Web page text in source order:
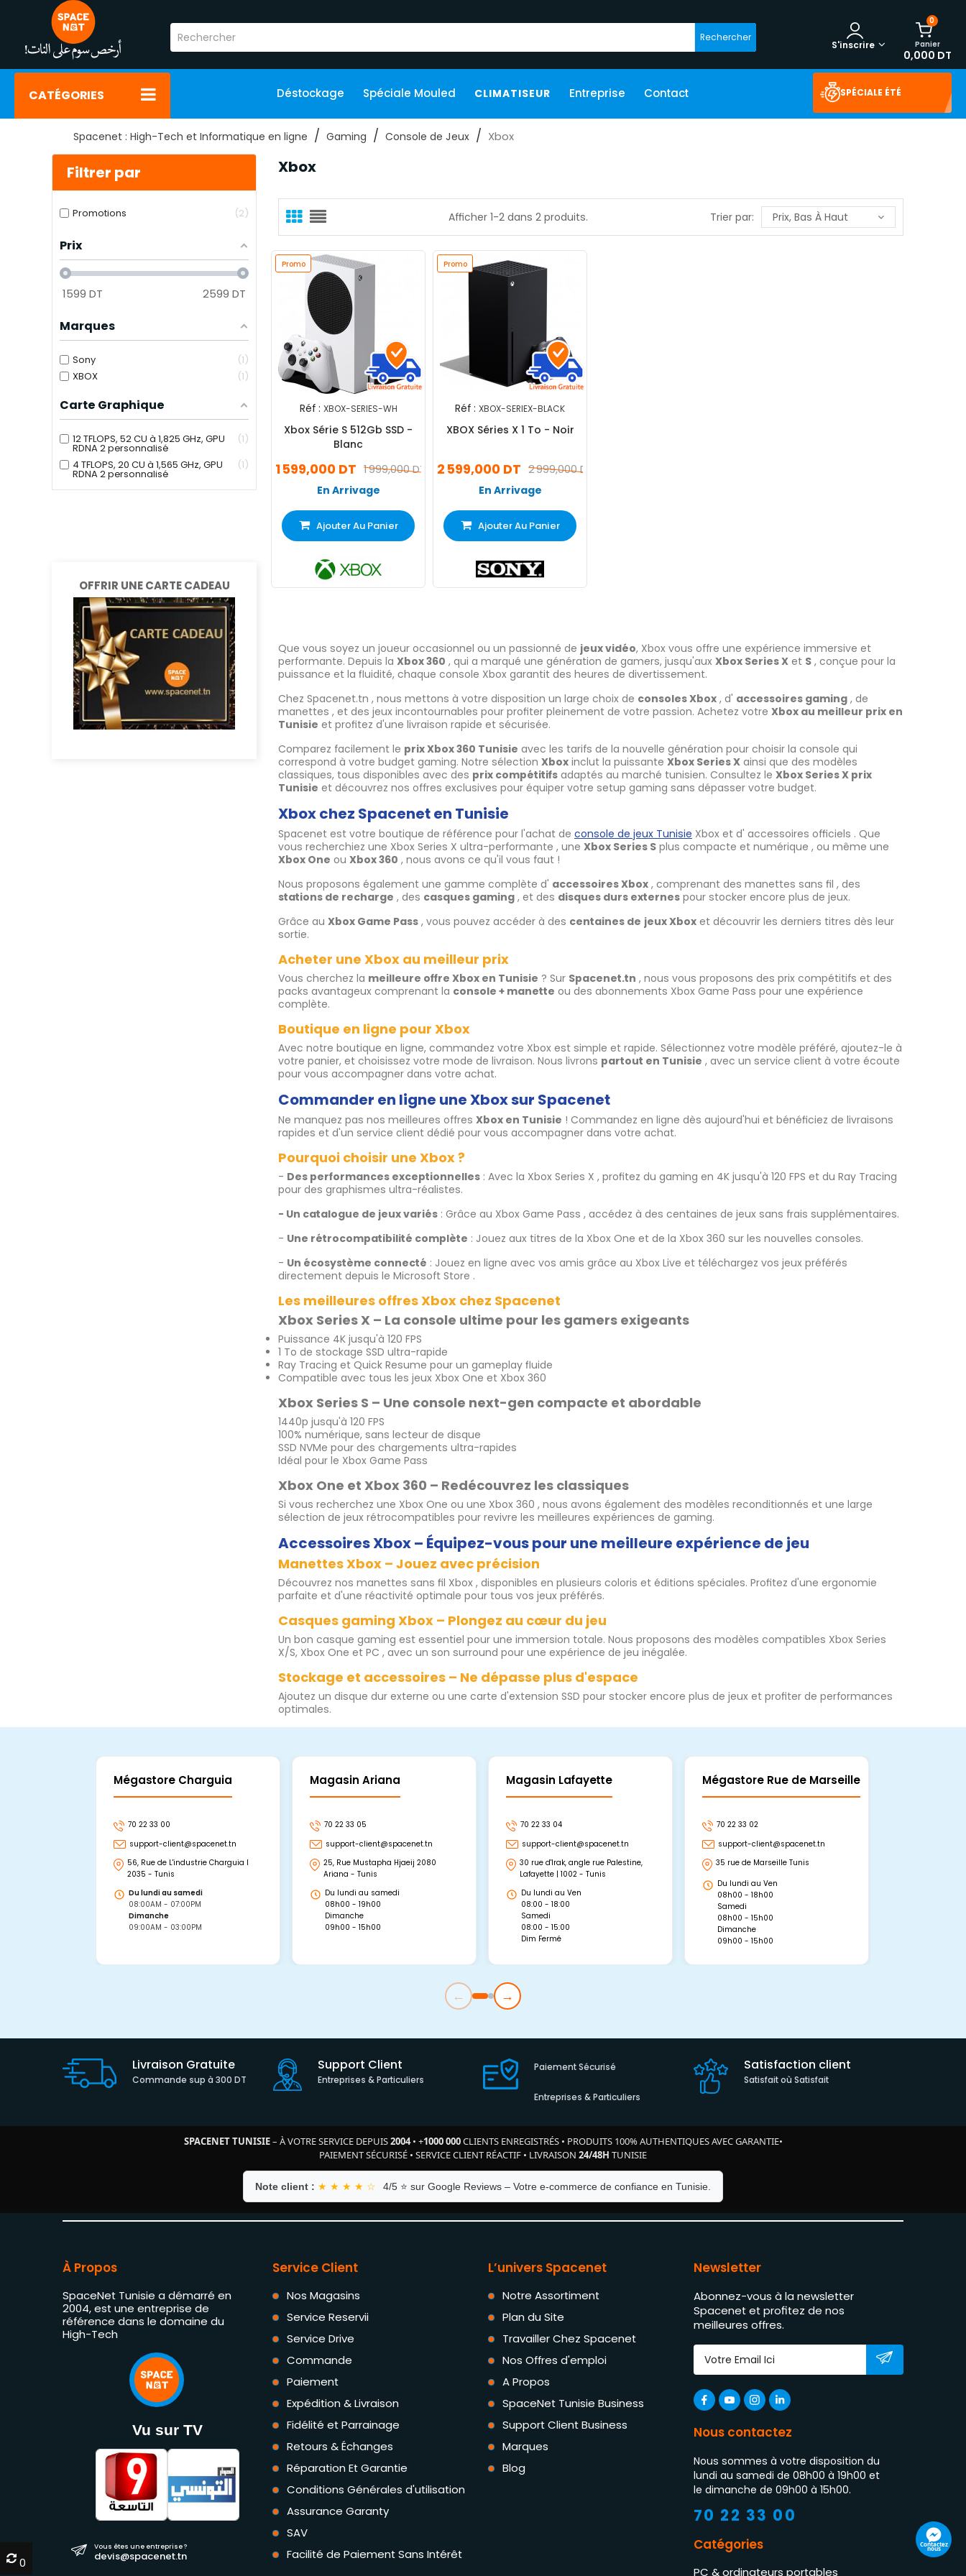
Rechercher
0
Panier
0,000 DT
S'inscrire
CATÉGORIES Déstockage Spéciale Mouled CLIMATISEUR Entreprise Contact SPÉCIALE ÉTÉ
Spacenet : High-Tech et Informatique en ligne Gaming Console de Jeux Xbox
Filtrer par
Promotions 2
Prix
1599 DT 2599 DT
Marques
Sony
1
XBOX
1
Carte Graphique
12 TFLOPS, 52 CU à 1,825 GHz, GPU
RDNA 2 personnalisé
1
4 TFLOPS, 20 CU à 1,565 GHz, GPU
RDNA 2 personnalisé
1
OFFRIR UNE CARTE CADEAU
Xbox
Afficher 1-2 dans 2 produits. Trier par: Prix, Bas À Haut
Promo
Réf : XBOX-SERIES-WH
Xbox Série S 512Gb SSD -
Blanc
1 999,000 DT
1 599,000 DT
En Arrivage
Ajouter Au Panier
Promo
Réf : XBOX-SERIEX-BLACK
XBOX Séries X 1 To - Noir
2 999,000 DT
2 599,000 DT
En Arrivage
Ajouter Au Panier
Que vous soyez un joueur occasionnel ou un passionné de jeux vidéo, Xbox vous offre une expérience immersive et
performante. Depuis la Xbox 360 , qui a marqué une génération de gamers, jusqu'aux Xbox Series X et S , conçue pour la
puissance et la fluidité, chaque console Xbox garantit des heures de divertissement.
Chez Spacenet.tn , nous mettons à votre disposition un large choix de consoles Xbox , d' accessoires gaming , de
manettes , et des jeux incontournables pour profiter pleinement de votre passion. Achetez votre Xbox au meilleur prix en
Tunisie et profitez d'une livraison rapide et sécurisée.
Comparez facilement le prix Xbox 360 Tunisie avec les tarifs de la nouvelle génération pour choisir la console qui
correspond à votre budget gaming. Notre sélection Xbox inclut la puissante Xbox Series X ainsi que des modèles
classiques, tous disponibles avec des prix compétitifs adaptés au marché tunisien. Consultez le Xbox Series X prix
Tunisie et découvrez nos offres exclusives pour équiper votre setup gaming sans dépasser votre budget.
Xbox chez Spacenet en Tunisie
Spacenet est votre boutique de référence pour l'achat de console de jeux Tunisie Xbox et d' accessoires officiels . Que
vous recherchiez une Xbox Series X ultra-performante , une Xbox Series S plus compacte et numérique , ou même une
Xbox One ou Xbox 360 , nous avons ce qu'il vous faut !
Nous proposons également une gamme complète d' accessoires Xbox , comprenant des manettes sans fil , des
stations de recharge , des casques gaming , et des disques durs externes pour stocker encore plus de jeux.
Grâce au Xbox Game Pass , vous pouvez accéder à des centaines de jeux Xbox et découvrir les derniers titres dès leur
sortie.
Acheter une Xbox au meilleur prix
Vous cherchez la meilleure offre Xbox en Tunisie ? Sur Spacenet.tn , nous vous proposons des prix compétitifs et des
packs avantageux comprenant la console + manette ou des abonnements Xbox Game Pass pour une expérience
complète.
Boutique en ligne pour Xbox
Avec notre boutique en ligne, commandez votre Xbox est simple et rapide. Sélectionnez votre modèle préféré, ajoutez-le à
votre panier, et choisissez votre mode de livraison. Nous livrons partout en Tunisie , avec un service client à votre écoute
pour vous accompagner dans votre achat.
Commander en ligne une Xbox sur Spacenet
Ne manquez pas nos meilleures offres Xbox en Tunisie ! Commandez en ligne dès aujourd'hui et bénéficiez de livraisons
rapides et d'un service client dédié pour vous accompagner dans votre achat.
Pourquoi choisir une Xbox ?
- Des performances exceptionnelles : Avec la Xbox Series X , profitez du gaming en 4K jusqu'à 120 FPS et du Ray Tracing
pour des graphismes ultra-réalistes.
- Un catalogue de jeux variés : Grâce au Xbox Game Pass , accédez à des centaines de jeux sans frais supplémentaires.
- Une rétrocompatibilité complète : Jouez aux titres de la Xbox One et de la Xbox 360 sur les nouvelles consoles.
- Un écosystème connecté : Jouez en ligne avec vos amis grâce au Xbox Live et téléchargez vos jeux préférés
directement depuis le Microsoft Store .
Les meilleures offres Xbox chez Spacenet
Xbox Series X – La console ultime pour les gamers exigeants
Puissance 4K jusqu'à 120 FPS
1 To de stockage SSD ultra-rapide
Ray Tracing et Quick Resume pour un gameplay fluide
Compatible avec tous les jeux Xbox One et Xbox 360
Xbox Series S – Une console next-gen compacte et abordable
1440p jusqu'à 120 FPS
100% numérique, sans lecteur de disque
SSD NVMe pour des chargements ultra-rapides
Idéal pour le Xbox Game Pass
Xbox One et Xbox 360 – Redécouvrez les classiques
Si vous recherchez une Xbox One ou une Xbox 360 , nous avons également des modèles reconditionnés et une large
sélection de jeux rétrocompatibles pour revivre les meilleures expériences de gaming.
Accessoires Xbox – Équipez-vous pour une meilleure expérience de jeu
Manettes Xbox – Jouez avec précision
Découvrez nos manettes sans fil Xbox , disponibles en plusieurs coloris et éditions spéciales. Profitez d'une ergonomie
parfaite et d'une réactivité optimale pour tous vos jeux préférés.
Casques gaming Xbox – Plongez au cœur du jeu
Un bon casque gaming est essentiel pour une immersion totale. Nous proposons des modèles compatibles Xbox Series
X/S, Xbox One et PC , avec un son surround pour une expérience de jeu inégalée.
Stockage et accessoires – Ne dépasse plus d'espace
Ajoutez un disque dur externe ou une carte d'extension SSD pour stocker encore plus de jeux et profiter de performances
optimales.
Mégastore Charguia
70 22 33 00
support-client@spacenet.tn
56, Rue de L'industrie Charguia I
2035 - Tunis
Du lundi au samedi
08:00AM - 07:00PM
Dimanche
09:00AM - 03:00PM
Magasin Ariana
70 22 33 05
support-client@spacenet.tn
25, Rue Mustapha Hjaeij 2080
Ariana - Tunis
Du lundi au samedi
08h00 - 19h00
Dimanche
09h00 - 15h00
Magasin Lafayette
70 22 33 04
support-client@spacenet.tn
30 rue d'Irak, angle rue Palestine,
Lafayette | 1002 - Tunis
Du lundi au Ven
08:00 - 18:00
Samedi
08:00 - 15:00
Dim Fermé
Mégastore Rue de Marseille
70 22 33 02
support-client@spacenet.tn
35 rue de Marseille Tunis
Du lundi au Ven
08h00 - 18h00
Samedi
08h00 - 15h00
Dimanche
09h00 - 15h00
← →
Livraison Gratuite
Commande sup à 300 DT
Support Client
Entreprises & Particuliers
Paiement Sécurisé
Entreprises & Particuliers
Satisfaction client
Satisfait où Satisfait
SPACENET TUNISIE– À VOTRE SERVICE DEPUIS2004• +1000 000CLIENTS ENREGISTRÉS• PRODUITS 100% AUTHENTIQUES AVEC GARANTIE•
PAIEMENT SÉCURISÉ • SERVICE CLIENT RÉACTIF • LIVRAISON 24/48H TUNISIE
Note client : ★ ★ ★ ★ ☆ 4/5 ⭐ sur Google Reviews – Votre e-commerce de confiance en Tunisie.
À Propos
SpaceNet Tunisie a démarré en
2004, est une entreprise de
référence dans le domaine du
High-Tech
Vu sur TV
Vous êtes une entreprise ?
devis@spacenet.tn
Service Client
Nos Magasins
Service Reservii
Service Drive
Commande
Paiement
Expédition & Livraison
Fidélité et Parrainage
Retours & Échanges
Réparation Et Garantie
Conditions Générales d'utilisation
Assurance Garanty
SAV
Facilité de Paiement Sans Intérêt
L’univers Spacenet
Notre Assortiment
Plan du Site
Travailler Chez Spacenet
Nos Offres d'emploi
A Propos
SpaceNet Tunisie Business
Support Client Business
Marques
Blog
Newsletter
Abonnez-vous à la newsletter
Spacenet et profitez de nos
meilleures offres.
Nous contactez
Nous sommes à votre disposition du
lundi au samedi de 08h00 à 19h00 et
le dimanche de 09h00 à 15h00.
70 22 33 00
Catégories
PC & ordinateurs portables
Contactez
nous
0
0